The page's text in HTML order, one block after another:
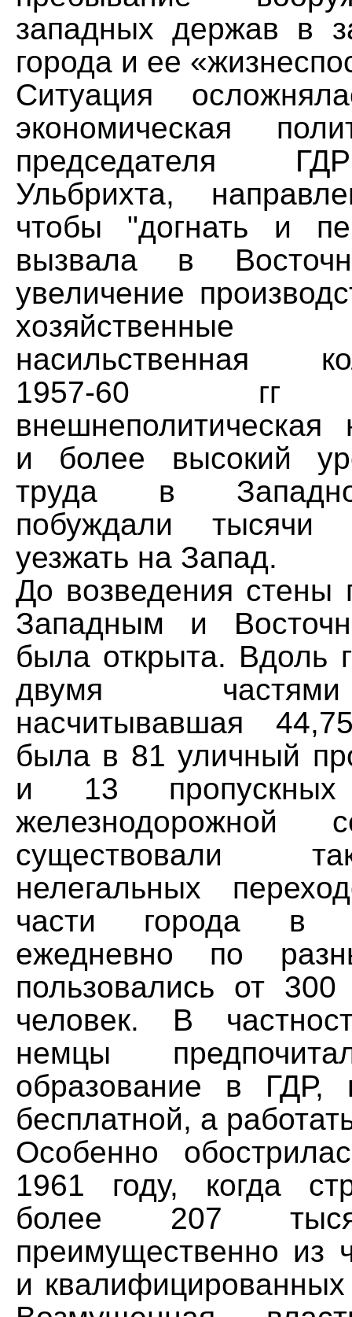
западных держав в
города и ее
Ситуация
экономическая
председателя
Ульбрихта,
чтобы "догнать и
вызвала в
увеличение
хозяйственные
насильственная
1957-60 гг
внешнеполитическая
и более высокий
труда в
побуждали тысячи
уезжать на Запад.
До возведения стены
Западным и
была открыта. Вдоль
двумя
насчитывавшая
была в 81 уличный
и 13
железнодорожной
существовали
нелегальных
части города в
ежедневно по
пользовались от
человек. В
немцы
образование в ГДР,
бесплатной, а
Особенно
1961 году, когда
более 207
преимущественно из
и квалифицированных